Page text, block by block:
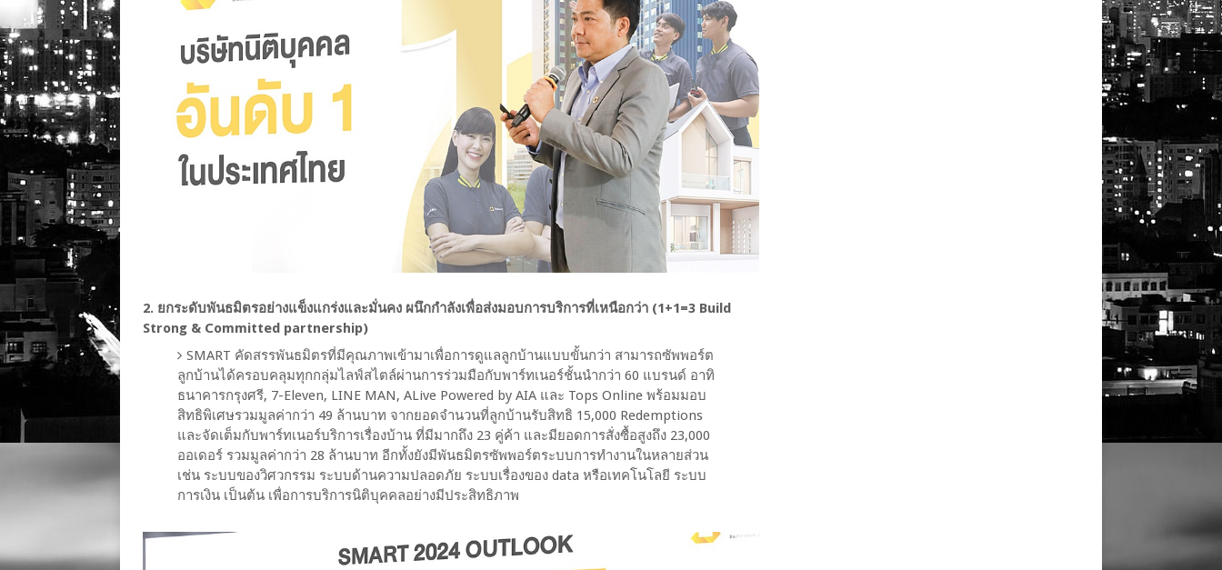
2. ยกระดับพันธมิตรอย่างแข็งแกร่งและมั่นคง ผนึกกำลังเพื่อส่งมอบการบริการที่เหนือกว่า (1+1=3 Build
Strong & Committed partnership)
SMART คัดสรรพันธมิตรที่มีคุณภาพเข้ามาเพื่อการดูแลลูกบ้านแบบขั้นกว่า สามารถซัพพอร์ต
ลูกบ้านได้ครอบคลุมทุกกลุ่มไลฟ์สไตล์ผ่านการร่วมมือกับพาร์ทเนอร์ชั้นนำกว่า 60 แบรนด์ อาทิ
ธนาคารกรุงศรี, 7-Eleven, LINE MAN, ALive Powered by AIA และ Tops Online พร้อมมอบ
สิทธิพิเศษรวมมูลค่ากว่า 49 ล้านบาท จากยอดจำนวนที่ลูกบ้านรับสิทธิ 15,000 Redemptions
และจัดเต็มกับพาร์ทเนอร์บริการเรื่องบ้าน ที่มีมากถึง 23 คู่ค้า และมียอดการสั่งซื้อสูงถึง 23,000
ออเดอร์ รวมมูลค่ากว่า 28 ล้านบาท อีกทั้งยังมีพันธมิตรซัพพอร์ตระบบการทำงานในหลายส่วน
เช่น ระบบของวิศวกรรม ระบบด้านความปลอดภัย ระบบเรื่องของ data หรือเทคโนโลยี ระบบ
การเงิน เป็นต้น เพื่อการบริการนิติบุคคลอย่างมีประสิทธิภาพ